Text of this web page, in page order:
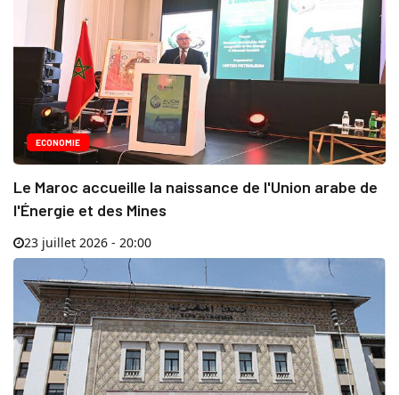
ECONOMIE
Le Maroc accueille la naissance de l'Union arabe de
l'Énergie et des Mines
23 juillet 2026 - 20:00